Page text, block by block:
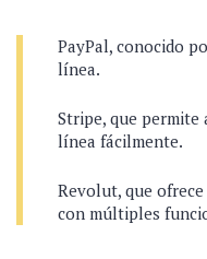
PayPal, conocido
línea.
Stripe, que permite
línea fácilmente.
Revolut, que
con múltiples